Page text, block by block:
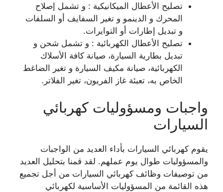
تصليح الأعطال الميكانيكية : و تشمل إصلاح
المحرك و الدينمو و تغير السفايف أو السلفات
و تبديل إطارات أو التوايرات.
تصليح الأعطال الكهربائية : و تشمل شحن و
تبديل بطارية السيارة، صيانة كافة الأسلاك
الكهربائية، صيانة مكيف السيارة و تغير الضاغط
الخاص به، تعبئة غاز الفريون، تغير الفلاتر.
واجبات ومسؤوليات كهربائي
السيارات
يقوم كهربائي السيارات بأداء العديد من الواجبات
والمسؤوليات طوال يوم عملهم. لقد قمنا بتحليل العديد
من توصيفات وظائف كهربائي السيارات من أجل تجميع
هذه القائمة من المسؤوليات الأساسية لكهربائي